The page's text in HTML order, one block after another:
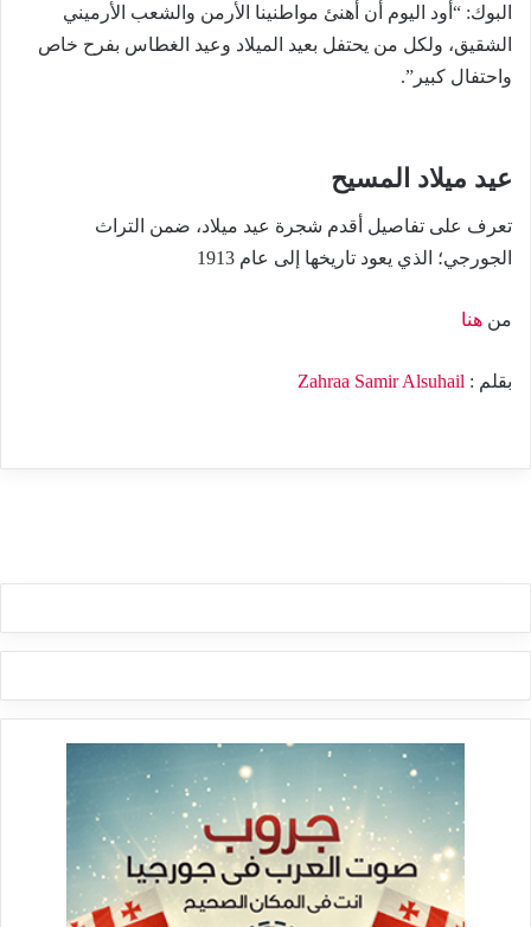
البوك: “أود اليوم أن أهنئ مواطنينا الأرمن والشعب الأرميني
الشقيق، ولكل من يحتفل بعيد الميلاد وعيد الغطاس بفرح خاص
واحتفال كبير”.
عيد ميلاد المسيح
تعرف على تفاصيل أقدم شجرة عيد ميلاد، ضمن التراث
الجورجي؛ الذي يعود تاريخها إلى عام 1913
من هنا
بقلم : Zahraa Samir Alsuhail